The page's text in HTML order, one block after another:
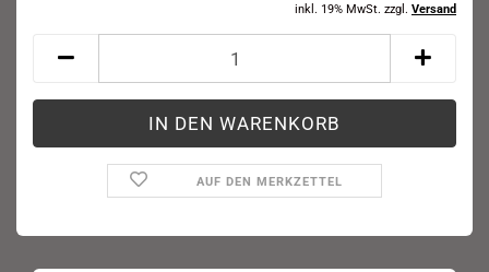
inkl. 19% MwSt. zzgl. Versand
AUF DEN MERKZETTEL